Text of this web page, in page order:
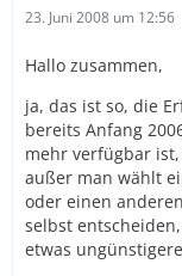
23. Juni 2008 um 12:56
Hallo zusammen,
ja, das ist so, die
bereits Anfang
mehr verfügbar
außer man wählt
oder einen
selbst
etwas